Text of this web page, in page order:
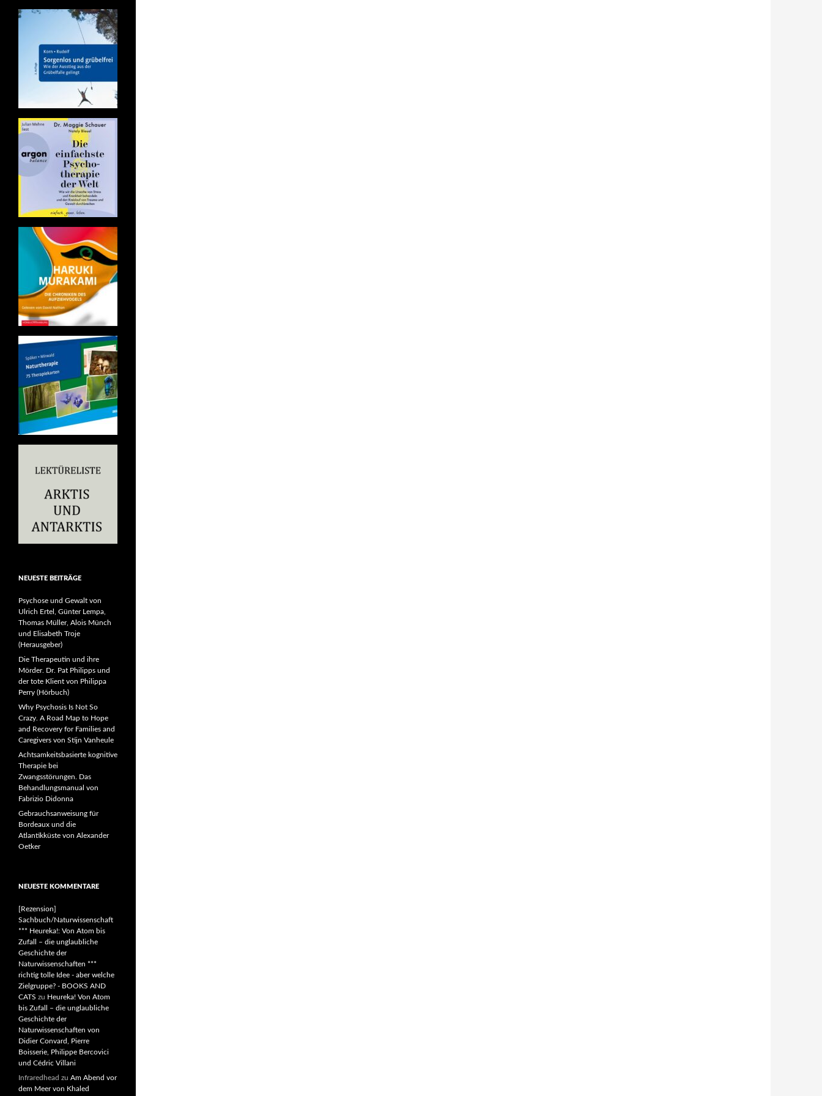
NEUESTE BEITRÄGE
Psychose und Gewalt von
Ulrich Ertel, Günter Lempa,
Thomas Müller, Alois Münch
und Elisabeth Troje
(Herausgeber)
Die Therapeutin und ihre
Mörder. Dr. Pat Philipps und
der tote Klient von Philippa
Perry (Hörbuch)
Why Psychosis Is Not So
Crazy. A Road Map to Hope
and Recovery for Families and
Caregivers von Stijn Vanheule
Achtsamkeitsbasierte kognitive
Therapie bei
Zwangsstörungen. Das
Behandlungsmanual von
Fabrizio Didonna
Gebrauchsanweisung für
Bordeaux und die
Atlantikküste von Alexander
Oetker
NEUESTE KOMMENTARE
[Rezension]
Sachbuch/Naturwissenschaft
*** Heureka!: Von Atom bis
Zufall – die unglaubliche
Geschichte der
Naturwissenschaften ***
richtig tolle Idee - aber welche
Zielgruppe? - BOOKS AND
CATS zu Heureka! Von Atom
bis Zufall – die unglaubliche
Geschichte der
Naturwissenschaften von
Didier Convard, Pierre
Boisserie, Philippe Bercovici
und Cédric Villani
Infraredhead zu Am Abend vor
dem Meer von Khaled